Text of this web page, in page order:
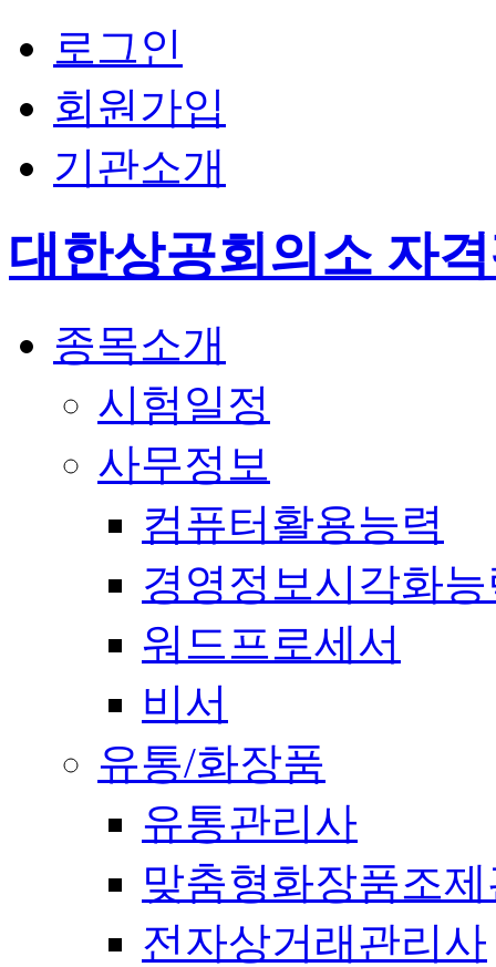
로그인
회원가입
기관소개
대한상공회의소 자
종목소개
시험일정
사무정보
컴퓨터활용능력
경영정보시각화
워드프로세서
비서
유통/화장품
유통관리사
맞춤형화장품조
전자상거래관리사